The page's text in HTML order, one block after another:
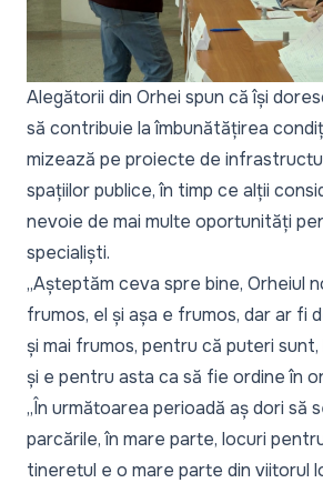
Alegătorii din Orhei spun că își
să contribuie la îmbunătățirea
mizează pe proiecte de
spațiilor publice, în timp ce alții
nevoie de mai multe oportunități
specialiști.
„Așteptăm ceva spre bine, Orheiul
frumos, el și așa e frumos, dar ar fi
și mai frumos, pentru că puteri
și e pentru asta ca să fie ordine în
„În următoarea perioadă aș dori să
parcările, în mare parte, locuri
tineretul e o mare parte din viitorul